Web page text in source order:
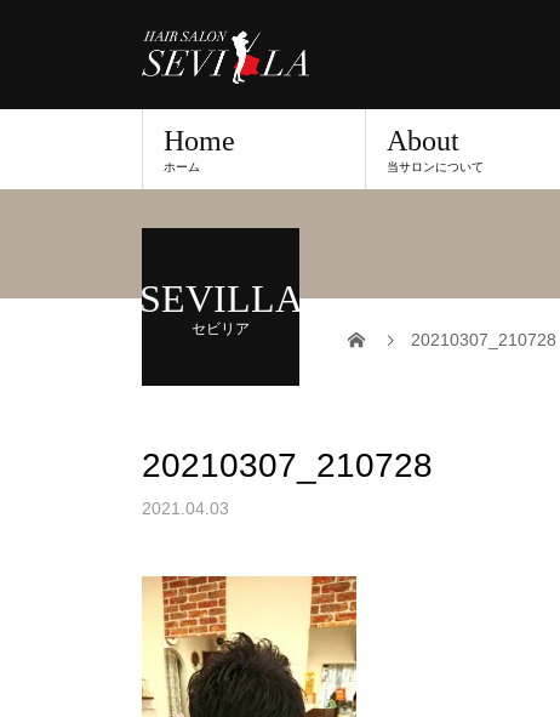
Home
ホーム
About
当サロンについて
SEVILLA
セビリア
20210307_210728
20210307_210728
2021.04.03